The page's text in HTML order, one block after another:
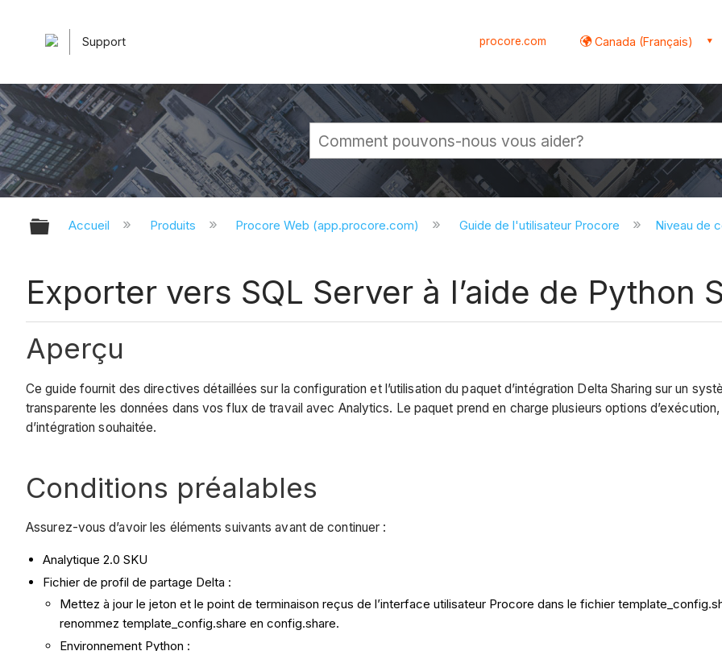
Support procore.com Canada (Français)
Développer/réduire la hiérarchie globale
Accueil Produits Procore Web (app.procore.com) Guide de l'utilisateur Procore Niveau de
Exporter vers SQL Server à l’aide de Python
Aperçu
Ce guide fournit des directives détaillées sur la configuration et l’utilisation du paquet d’intégration Delta Sharing sur un
transparente les données dans vos flux de travail avec Analytics. Le paquet prend en charge plusieurs options
d’intégration souhaitée.
Conditions préalables
Assurez-vous d’avoir les éléments suivants avant de continuer :
Analytique 2.0 SKU
Fichier de profil de partage Delta :
Mettez à jour le jeton et le point de terminaison reçus de l’interface utilisateur Procore dans le fichier
renommez template_config.share en config.share.
Environnement Python :